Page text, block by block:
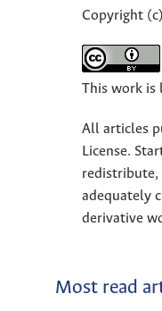
Copyright
This work is
All articles
License.
redistribute,
adequately
derivative
Most read